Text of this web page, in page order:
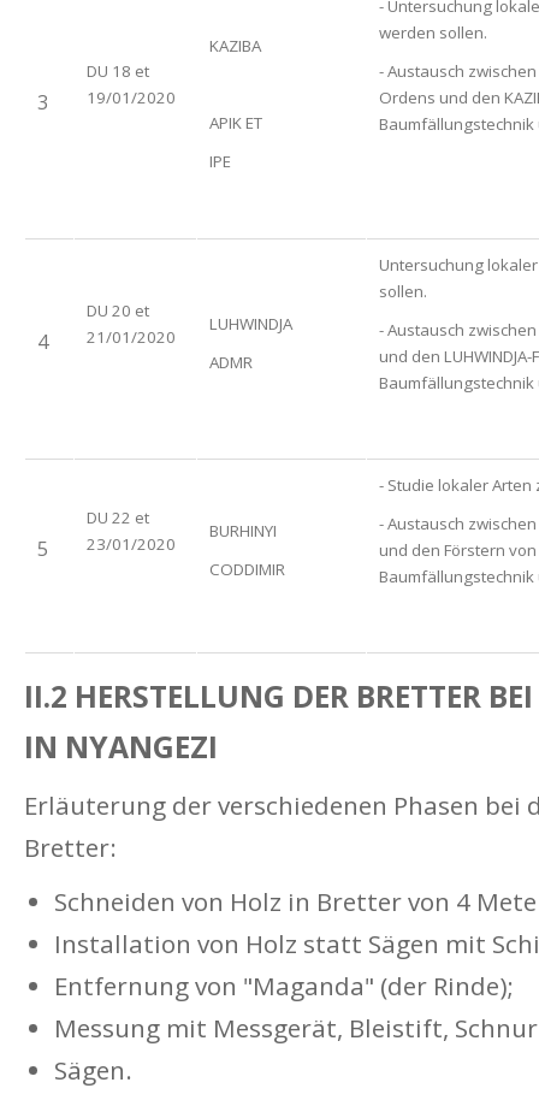
3
DU 18 et
19/01/2020
KAZIBA
APIK ET
IPE
- Untersuchung
werden sollen.
- Austausch
Ordens und den
4
DU 20 et
21/01/2020
LUHWINDJA
ADMR
Untersuchung
sollen.
- Austausch
und den
5
DU 22 et
23/01/2020
BURHINYI
CODDIMIR
- Studie lokaler
- Austausch
und den Förstern
II.2 HERSTELLUNG DER BRETTER
IN NYANGEZI
Erläuterung der verschiedenen Phasen bei
Bretter:
Schneiden von Holz in Bretter von 4
Installation von Holz statt Sägen mit
Entfernung von "Maganda" (der Rinde);
Messung mit Messgerät, Bleistift,
Sägen.